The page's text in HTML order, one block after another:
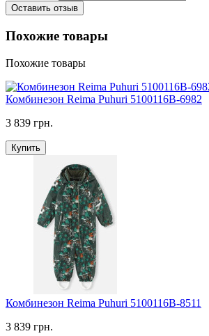
Оставить отзыв
Похожие товары
Похожие товары
Комбинезон Reima Puhuri 5100116B-6982
3 839 грн.
Купить
Комбинезон Reima Puhuri 5100116B-8511
3 839 грн.